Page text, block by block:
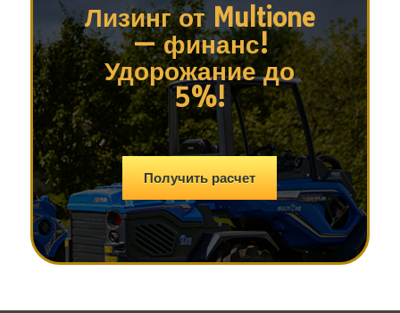
Лизинг от Multione
— финанс!
Удорожание до
5%!
Получить расчет